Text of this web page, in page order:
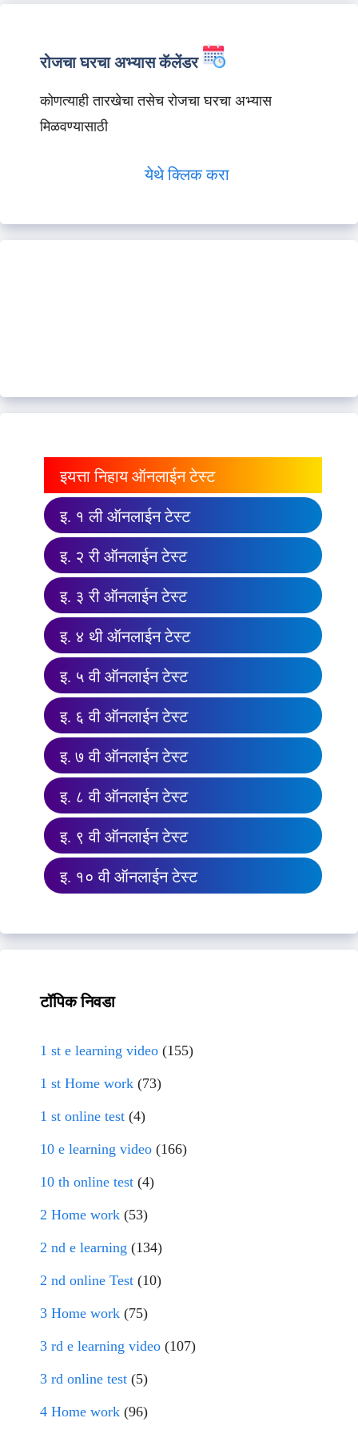
रोजचा घरचा अभ्यास कॅलेंडर
कोणत्याही तारखेचा तसेच रोजचा घरचा अभ्यास
मिळवण्यासाठी
येथे क्लिक करा
इयत्ता निहाय ऑनलाईन टेस्ट
इ. १ ली ऑनलाईन टेस्ट
इ. २ री ऑनलाईन टेस्ट
इ. ३ री ऑनलाईन टेस्ट
इ. ४ थी ऑनलाईन टेस्ट
इ. ५ वी ऑनलाईन टेस्ट
इ. ६ वी ऑनलाईन टेस्ट
इ. ७ वी ऑनलाईन टेस्ट
इ. ८ वी ऑनलाईन टेस्ट
इ. ९ वी ऑनलाईन टेस्ट
इ. १० वी ऑनलाईन टेस्ट
टॉपिक निवडा
1 st e learning video (155)
1 st Home work (73)
1 st online test (4)
10 e learning video (166)
10 th online test (4)
2 Home work (53)
2 nd e learning (134)
2 nd online Test (10)
3 Home work (75)
3 rd e learning video (107)
3 rd online test (5)
4 Home work (96)